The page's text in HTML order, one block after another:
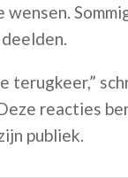
reacties
publiek.